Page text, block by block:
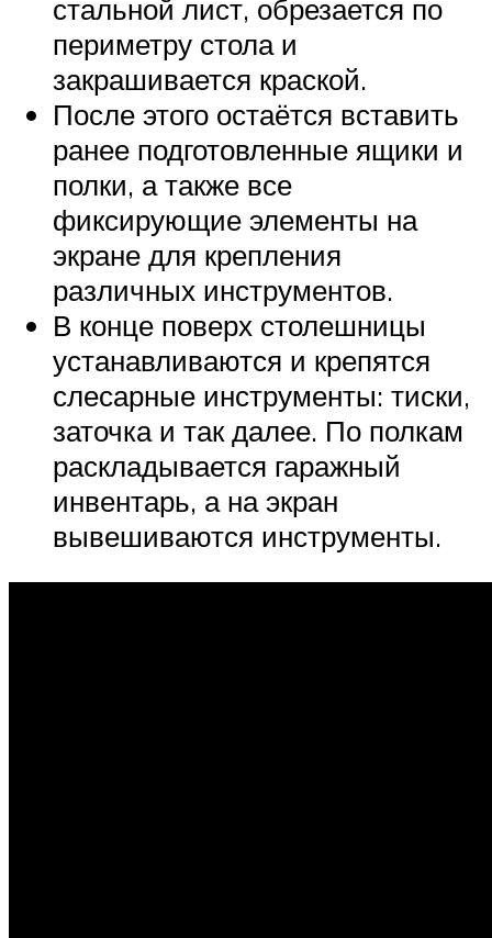
стальной лист, обрезается по
периметру стола и
закрашивается краской.
После этого остаётся вставить
ранее подготовленные ящики и
полки, а также все
фиксирующие элементы на
экране для крепления
различных инструментов.
В конце поверх столешницы
устанавливаются и крепятся
слесарные инструменты: тиски,
заточка и так далее. По полкам
раскладывается гаражный
инвентарь, а на экран
вывешиваются инструменты.